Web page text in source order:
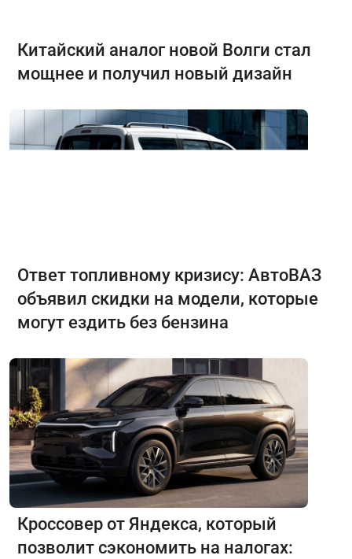
Китайский аналог новой Волги стал
мощнее и получил новый дизайн
Ответ топливному кризису: АвтоВАЗ
объявил скидки на модели, которые
могут ездить без бензина
Кроссовер от Яндекса, который
позволит сэкономить на налогах: